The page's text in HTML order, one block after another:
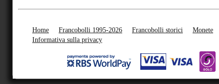
Home Francobolli 1995-2026 Francobolli storici
Monete
Informativa sulla privacy